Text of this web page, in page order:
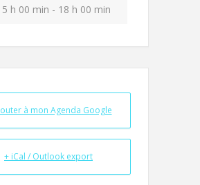
h 00 min - 18 h 00 min
à mon Agenda Google
+ iCal / Outlook export